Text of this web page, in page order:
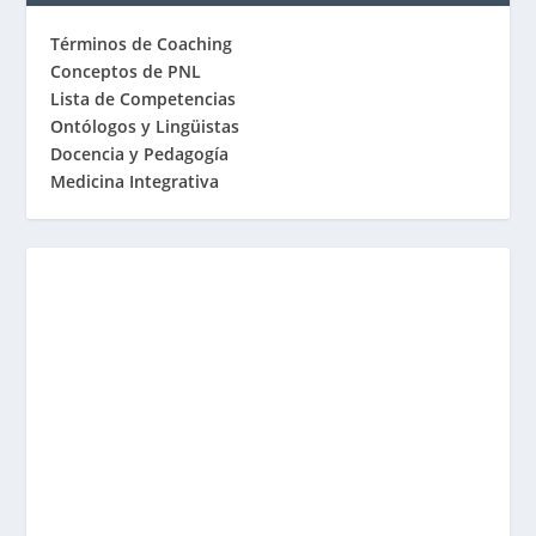
Términos de Coaching
Conceptos de PNL
Lista de Competencias
Ontólogos y Lingüistas
Docencia y Pedagogía
Medicina Integrativa